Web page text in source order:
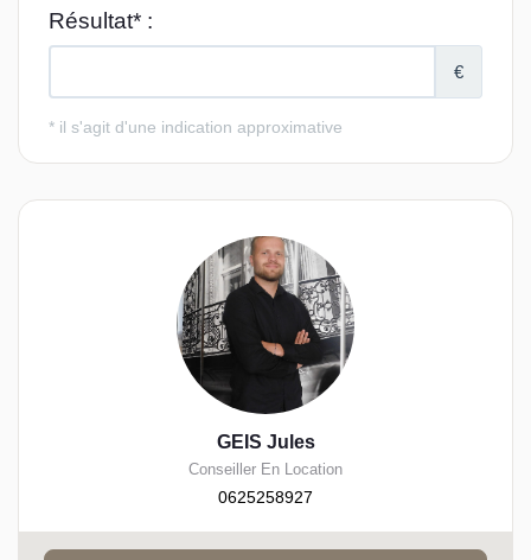
GEIS Jules
Conseiller En Location
0625258927